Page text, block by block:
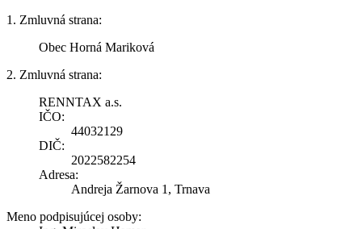
1. Zmluvná strana:
Obec Horná Mariková
2. Zmluvná strana:
RENNTAX a.s.
IČO:
44032129
DIČ:
2022582254
Adresa:
Andreja Žarnova 1, Trnava
Meno podpisujúcej osoby: